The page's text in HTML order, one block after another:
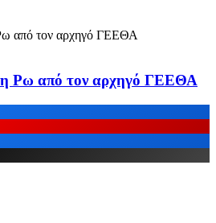
Ρω από τον αρχηγό ΓΕΕΘΑ